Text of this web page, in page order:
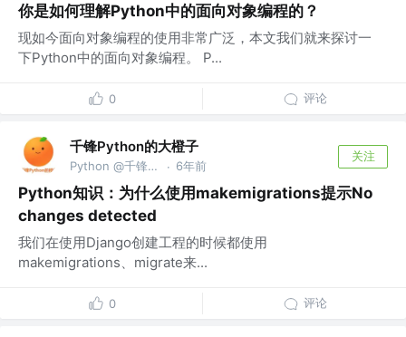
你是如何理解Python中的面向对象编程的？
现如今面向对象编程的使用非常广泛，本文我们就来探讨一
下Python中的面向对象编程。 P...
0 评论
千锋Python的大橙子
Python @千锋教育部 · 6年前
关注
Python知识：为什么使用makemigrations提示No
changes detected
我们在使用Django创建工程的时候都使用
makemigrations、migrate来...
0 评论